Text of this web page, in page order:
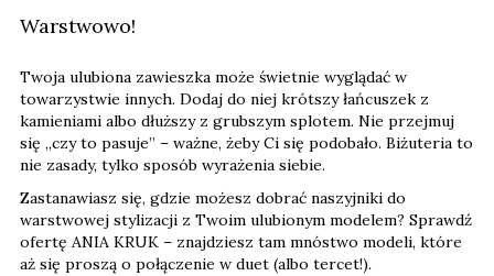
Warstwowo!
Twoja ulubiona zawieszka może świetnie wyglądać w
towarzystwie innych. Dodaj do niej krótszy łańcuszek z
kamieniami albo dłuższy z grubszym splotem. Nie przejmuj
się „czy to pasuje” – ważne, żeby Ci się podobało. Biżuteria to
nie zasady, tylko sposób wyrażenia siebie.
Zastanawiasz się, gdzie możesz dobrać naszyjniki do
warstwowej stylizacji z Twoim ulubionym modelem? Sprawdź
ofertę ANIA KRUK – znajdziesz tam mnóstwo modeli, które
aż się proszą o połączenie w duet (albo tercet!).